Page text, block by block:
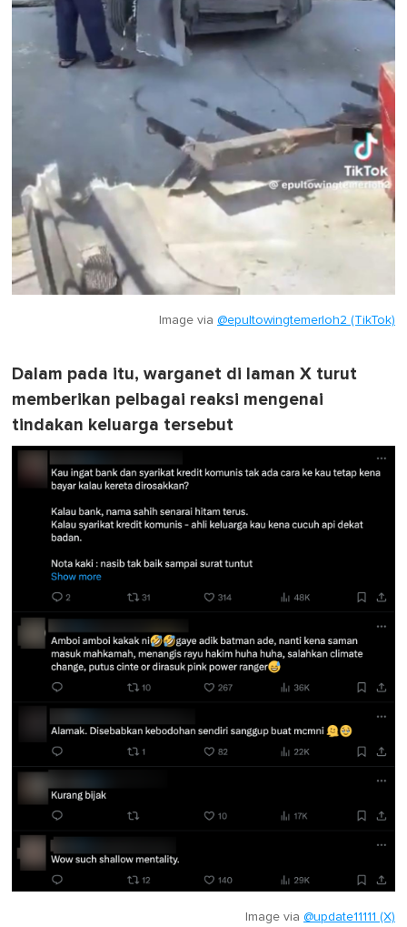
Image via @epultowingtemerloh2 (TikTok)
Dalam pada itu, warganet di laman X turut
memberikan pelbagai reaksi mengenai
tindakan keluarga tersebut
Image via @update11111 (X)